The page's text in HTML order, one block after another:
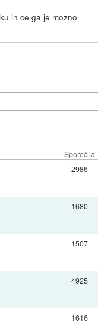
in ce ga je mozno
Sporočila
2986
1680
1507
4925
1616